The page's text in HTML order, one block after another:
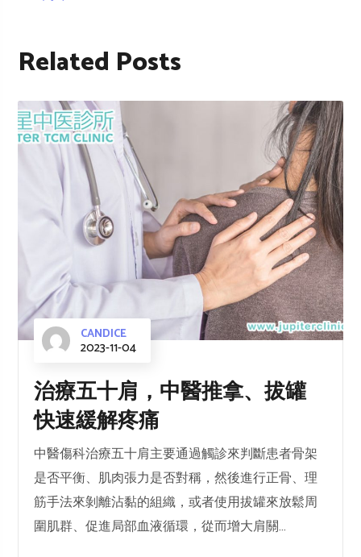
Related Posts
CANDICE
2023-11-04
治療五十肩，中醫推拿、拔罐
快速緩解疼痛
中醫傷科治療五十肩主要通過觸診來判斷患者骨架
是否平衡、肌肉張力是否對稱，然後進行正骨、理
筋手法來剝離沾黏的組織，或者使用拔罐來放鬆周
圍肌群、促進局部血液循環，從而增大肩關...